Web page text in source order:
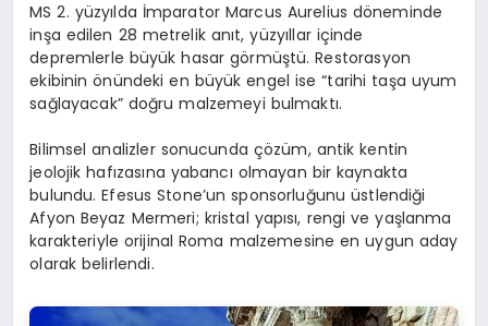
MS 2. yüzyılda İmparator Marcus Aurelius döneminde
inşa edilen 28 metrelik anıt, yüzyıllar içinde
depremlerle büyük hasar görmüştü. Restorasyon
ekibinin önündeki en büyük engel ise “tarihi taşa uyum
sağlayacak” doğru malzemeyi bulmaktı.
Bilimsel analizler sonucunda çözüm, antik kentin
jeolojik hafızasına yabancı olmayan bir kaynakta
bulundu.Efesus Stone’un sponsorluğunu üstlendiği
Afyon Beyaz Mermeri; kristal yapısı, rengi ve yaşlanma
karakteriyle orijinal Roma malzemesine en uygun aday
olarak belirlendi.